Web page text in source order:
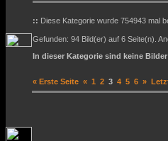
:: Diese Kategorie wurde 754943 mal
Gefunden: 94 Bild(er) auf 6 Seite(n).
In dieser Kategorie sind keine
« Erste Seite « 1 2 3 4 5 6 »